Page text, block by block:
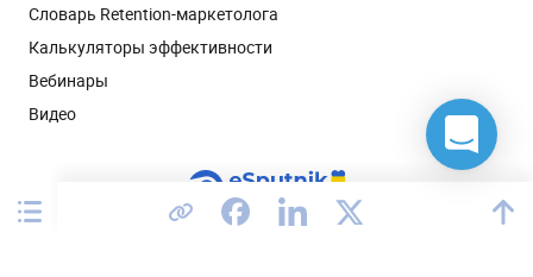
Словарь Retention-маркетолога
Калькуляторы эффективности
Вебинары
Видео